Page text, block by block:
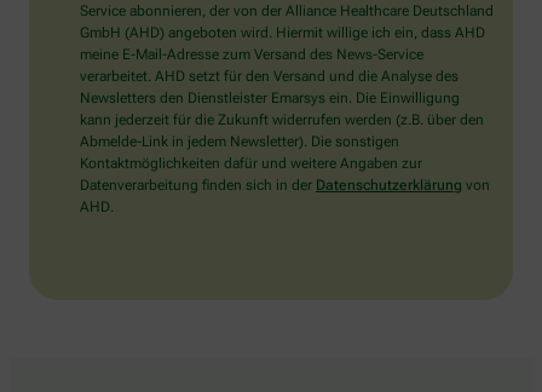
Dann
wählen
Sie
bitte
die
Flagge.
Service abonnieren, der von der Alliance Healthcare Deutschland
GmbH (AHD) angeboten wird. Hiermit willige ich ein, dass AHD
meine E-Mail-Adresse zum Versand des News-Service
verarbeitet. AHD setzt für den Versand und die Analyse des
Newsletters den Dienstleister Emarsys ein. Die Einwilligung
kann jederzeit für die Zukunft widerrufen werden (z.B. über den
Abmelde-Link in jedem Newsletter). Die sonstigen
Kontaktmöglichkeiten dafür und weitere Angaben zur
Datenverarbeitung finden sich in der Datenschutzerklärung von
AHD.